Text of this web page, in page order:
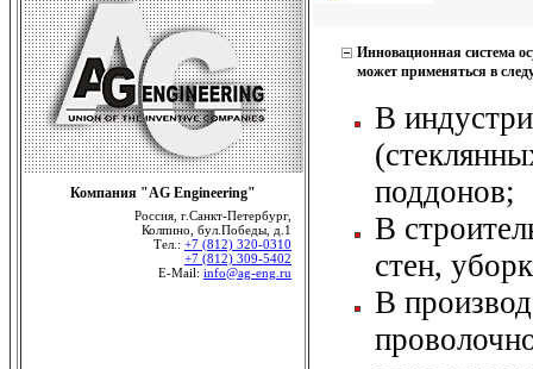
Компания "AG Engineering"
Россия, г.Санкт-Петербург,
Колпино, бул.Победы, д.1
Тел.: +7 (812) 320-0310
+7 (812) 309-5402
E-Mail: info@ag-eng.ru
Инновационная система
может применяться в
В
поддонов;
В
стен,
В